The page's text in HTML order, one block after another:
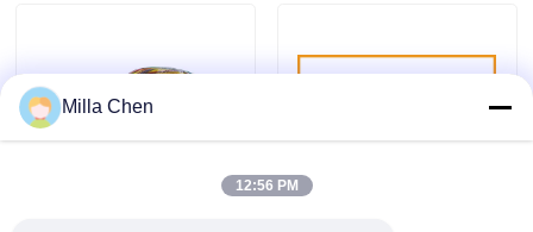
Cas
Demandez une citation
Milla Chen
12:56 PM